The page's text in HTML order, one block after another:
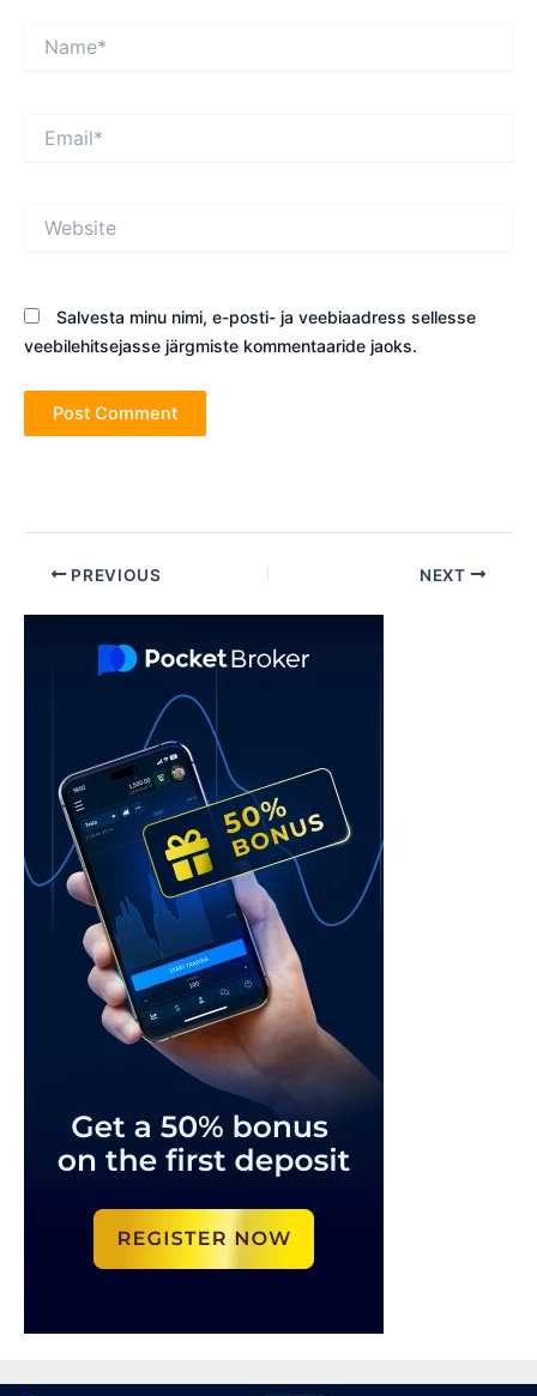
Salvesta minu nimi, e-posti- ja veebiaadress sellesse
veebilehitsejasse järgmiste kommentaaride jaoks.
Post PREVIOUS NEXT